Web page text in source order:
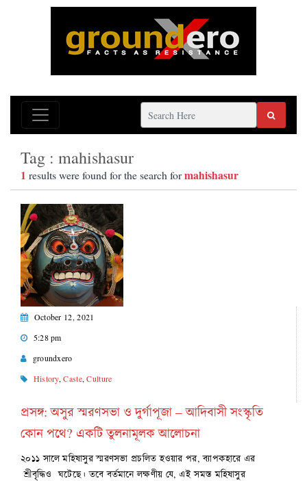
Tag : mahishasur
1 results were found for the search formahishasur
October 12, 2021
5:28 pm
groundxero
History,Caste,Culture
প্রসঙ্গ: অসুর স্মরণসভা ও দুর্গাপূজা – আদিবাসী সংস্কৃতি
কোন পথে? একটি তুলনামূলক আলোচনা
২০১১ সালে মহিষাসুর স্মরণসভা প্রচলিত হ‌ওয়ার পর, ব্যাপকহারে এর
শ্রীবৃদ্ধি‌ও ঘটেছে। তবে বর্তমানে লক্ষণীয় যে, এই সমস্ত মহিষাসুর